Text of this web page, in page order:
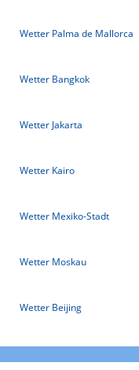
Wetter Palma de Mallorca
Wetter Bangkok
Wetter Jakarta
Wetter Kairo
Wetter Mexiko-Stadt
Wetter Moskau
Wetter Beijing